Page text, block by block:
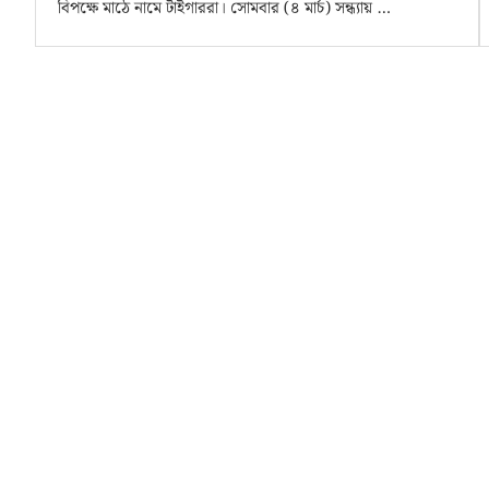
বিপক্ষে মাঠে নামে টাইগাররা। সোমবার (৪ মার্চ) সন্ধ্যায় …